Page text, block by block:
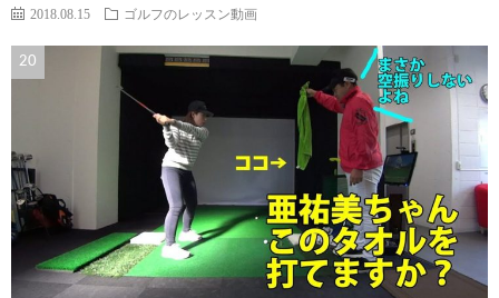
2018.08.15 ゴルフのレッスン動画